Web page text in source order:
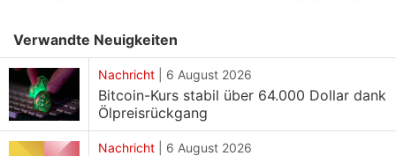
laut aktuellen Marktdaten in den letzten 24 Stunden
einen Anstieg von 2,28 Prozent. Ethereum (ETH)
notierte bei rund 1.700 US-Dollar (umgerechnet
etwa 1,64 Lakh Rupien) und spiegelte damit die
breit angelegten Kursgewinne im gesamten
Verwandte Neuigkeiten
Nachricht 6 August 2026
Bitcoin-Kurs stabil über 64.000 Dollar dank
Ölpreisrückgang
Nachricht 6 August 2026